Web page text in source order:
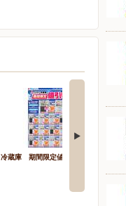
冷蔵庫 期間限定値引き